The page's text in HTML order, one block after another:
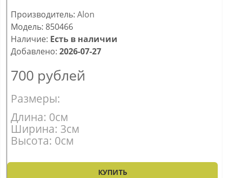
Производитель: Alon
Модель: 850466
Наличие: Есть в наличии
Добавлено: 2026-07-27
700 рублей
Размеры:
Длина: 0см
Ширина: 3см
Высота: 0см
КУПИТЬ